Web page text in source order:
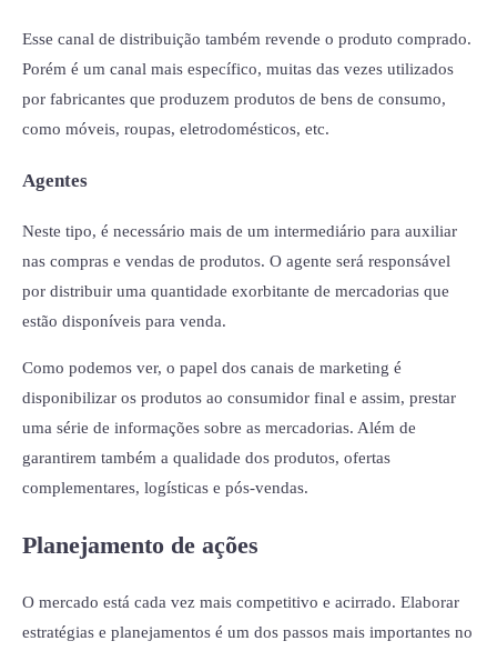
Esse canal de distribuição também revende o produto comprado.
Porém é um canal mais específico, muitas das vezes utilizados
por fabricantes que produzem produtos de bens de consumo,
como móveis, roupas, eletrodomésticos, etc.
Agentes
Neste tipo, é necessário mais de um intermediário para auxiliar
nas compras e vendas de produtos. O agente será responsável
por distribuir uma quantidade exorbitante de mercadorias que
estão disponíveis para venda.
Como podemos ver, o papel dos canais de marketing é
disponibilizar os produtos ao consumidor final e assim, prestar
uma série de informações sobre as mercadorias. Além de
garantirem também a qualidade dos produtos, ofertas
complementares, logísticas e pós-vendas.
Planejamento de ações
O mercado está cada vez mais competitivo e acirrado. Elaborar
estratégias e planejamentos é um dos passos mais importantes no